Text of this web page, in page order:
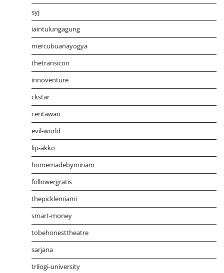
syj
iaintulungagung
mercubuanayogya
thetransicon
innoventure
ckstar
ceritawan
evil-world
lip-akko
homemadebymiriam
followergratis
thepicklemiami
smart-money
tobehonesttheatre
sarjana
trilogi-university